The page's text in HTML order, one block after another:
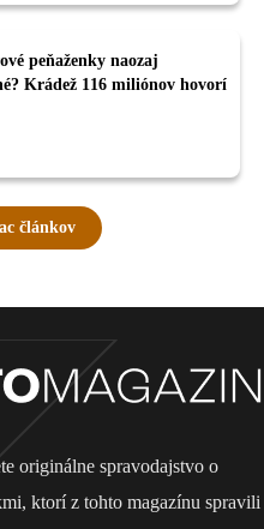
peňaženky naozaj
Krádež 116 miliónov hovorí
článkov
originálne spravodajstvo o
ktorí z tohto magazínu spravili